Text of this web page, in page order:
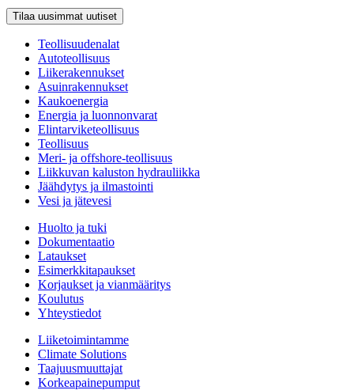
Tilaa uusimmat uutiset
Teollisuudenalat
Autoteollisuus
Liikerakennukset
Asuinrakennukset
Kaukoenergia
Energia ja luonnonvarat
Elintarviketeollisuus
Teollisuus
Meri- ja offshore-teollisuus
Liikkuvan kaluston hydrauliikka
Jäähdytys ja ilmastointi
Vesi ja jätevesi
Huolto ja tuki
Dokumentaatio
Lataukset
Esimerkkitapaukset
Korjaukset ja vianmääritys
Koulutus
Yhteystiedot
Liiketoimintamme
Climate Solutions
Taajuusmuuttajat
Korkeapainepumput